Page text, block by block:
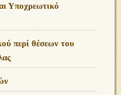
Υποχρεωτικό
περί θέσεων του